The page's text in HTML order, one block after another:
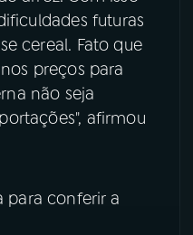
futuras
cereal. Fato que
preços para
não seja
afirmou
para conferir a